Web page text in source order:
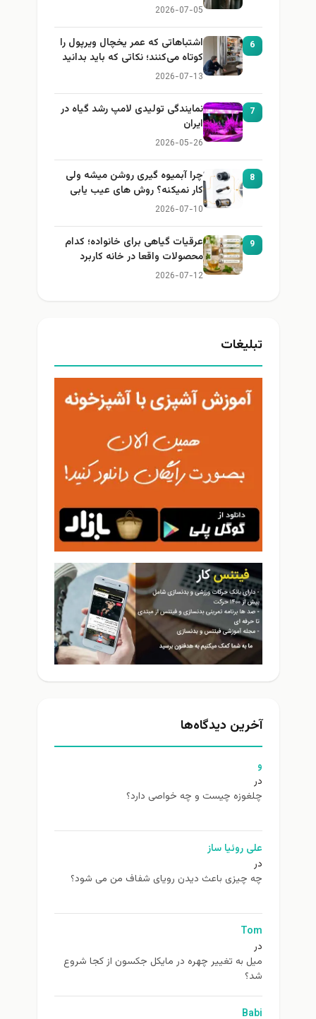
2026-07-05
6
اشتباهاتی که عمر یخچال ویرپول را
کوتاه می‌کنند؛ نکاتی که باید بدانید
2026-07-13
7
نمایندگی تولیدی لامپ رشد گیاه در
ایران
2026-05-26
8
چرا آبمیوه گیری روشن میشه ولی
کار نمیکنه؟ روش های عیب یابی
2026-07-10
9
عرقیات گیاهی برای خانواده؛ کدام
محصولات واقعا در خانه کاربرد
دارند؟
2026-07-12
تبلیغات
آخرین دیدگاه‌ها
و
در
چلغوزه چیست و چه خواصی دارد؟
علی روئیا ساز
در
چه چیزی باعث دیدن رویای شفاف من می شود؟
Tom
در
ميل به تغيير چهره در مایکل جکسون از كجا شروع
شد؟
Babi